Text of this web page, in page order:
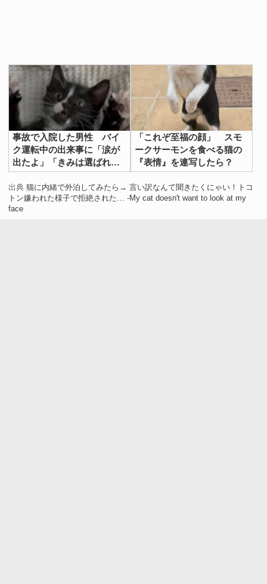
事故で入院した男性 バイ
ク運転中の出来事に「涙が
出たよ」「きみは選ばれ
た」
「これぞ至福の顔」 スモ
ークサーモンを食べる猫の
『表情』を連写したら？
出典 猫に内緒で外泊してみたら→ 言い訳なんて聞きたくにゃい！トコ
トン嫌われた様子で拒絶された… -My cat doesn't want to look at my
face